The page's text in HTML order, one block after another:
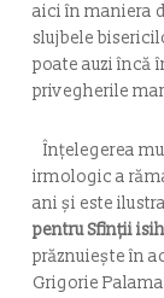
aici în maniera
slujbele
poate auzi încă
privegherile
Înţelegerea
irmologic a
ani şi este
pentru Sfinţii
prăznuieşte în
Grigorie